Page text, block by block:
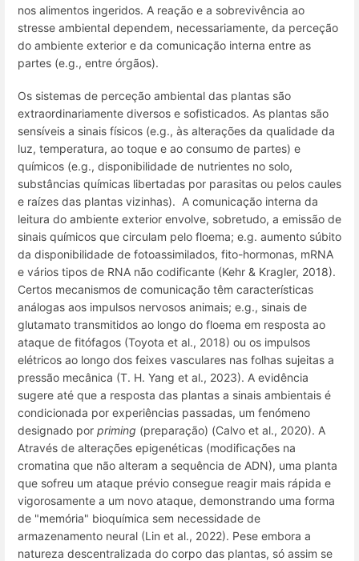
nos alimentos ingeridos. A reação e a sobrevivência ao
stresse ambiental dependem, necessariamente, da perceção
do ambiente exterior e da comunicação interna entre as
partes (e.g., entre órgãos).
Os sistemas de perceção ambiental das plantas são
extraordinariamente diversos e sofisticados. As plantas são
sensíveis a sinais físicos (e.g., às alterações da qualidade da
luz, temperatura, ao toque e ao consumo de partes) e
químicos (e.g., disponibilidade de nutrientes no solo,
substâncias químicas libertadas por parasitas ou pelos caules
e raízes das plantas vizinhas). A comunicação interna da
leitura do ambiente exterior envolve, sobretudo, a emissão de
sinais químicos que circulam pelo floema; e.g. aumento súbito
da disponibilidade de fotoassimilados, fito-hormonas, mRNA
e vários tipos de RNA não codificante (Kehr & Kragler, 2018).
Certos mecanismos de comunicação têm características
análogas aos impulsos nervosos animais; e.g., sinais de
glutamato transmitidos ao longo do floema em resposta ao
ataque de fitófagos (Toyota et al., 2018) ou os impulsos
elétricos ao longo dos feixes vasculares nas folhas sujeitas a
pressão mecânica (T. H. Yang et al., 2023). A evidência
sugere até que a resposta das plantas a sinais ambientais é
condicionada por experiências passadas, um fenómeno
designado por priming (preparação) (Calvo et al., 2020). A
Através de alterações epigenéticas (modificações na
cromatina que não alteram a sequência de ADN), uma planta
que sofreu um ataque prévio consegue reagir mais rápida e
vigorosamente a um novo ataque, demonstrando uma forma
de "memória" bioquímica sem necessidade de
armazenamento neural (Lin et al., 2022). Pese embora a
natureza descentralizada do corpo das plantas, só assim se